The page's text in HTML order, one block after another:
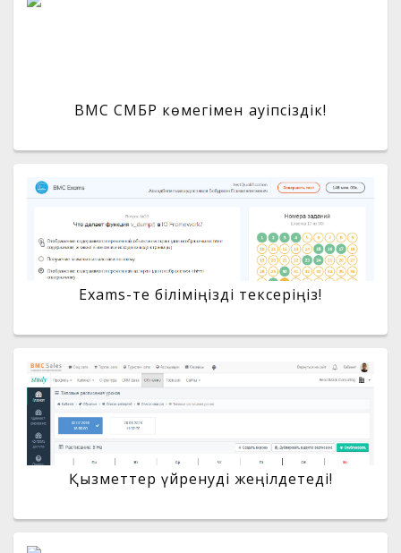
BMC СМБР көмегімен қауіпсіздік!
Exams-те біліміңізді тексеріңіз!
Қызметтер үйренуді жеңілдетеді!